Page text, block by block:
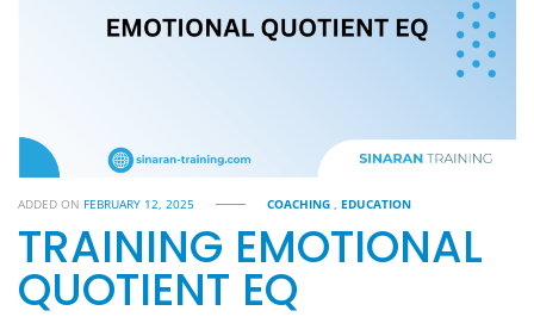
ADDED ON FEBRUARY 12, 2025 COACHING ,EDUCATION
TRAINING EMOTIONAL
QUOTIENT EQ